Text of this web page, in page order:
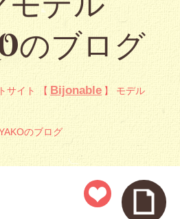
のブログ
サイト 【 Bijonable 】 モデル
のブログ